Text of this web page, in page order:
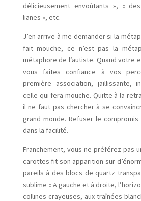
délicieusement envoûtants », «
lianes », etc.
J’en arrive à me demander si la
fait mouche, ce n’est pas la
métaphore de l’autiste. Quand votre
vous faites confiance à vos
première association, jaillissante,
celle qui fera mouche. Quitte à la
il ne faut pas chercher à se
grand monde. Refuser le
dans la facilité.
Franchement, vous ne préférez pas
carottes fit son apparition sur
pareils à des blocs de quartz
sublime « A gauche et à droite,
collines crayeuses, aux traînées